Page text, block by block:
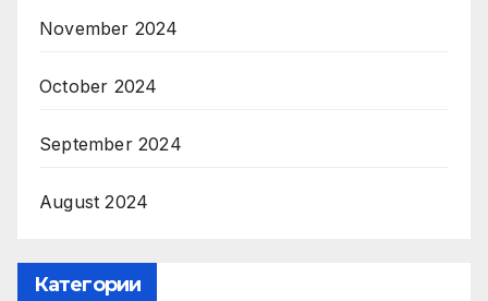
November 2024
October 2024
September 2024
August 2024
Категории